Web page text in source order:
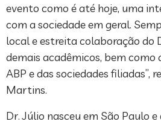
evento como é até hoje, uma
com a sociedade em geral.
local e estreita colaboração do
demais acadêmicos, bem como
ABP e das sociedades filiadas”,
Martins.
Dr. Júlio nasceu em São Paulo